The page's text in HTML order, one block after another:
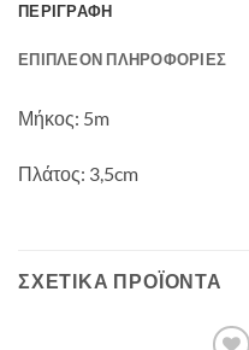
ΠΕΡΙΓΡΑΦΉ
ΕΠΙΠΛΈΟΝ ΠΛΗΡΟΦΟΡΊΕΣ
Μήκος: 5m
Πλάτος: 3,5cm
ΣΧΕΤΙΚΆ ΠΡΟΪΌΝΤΑ